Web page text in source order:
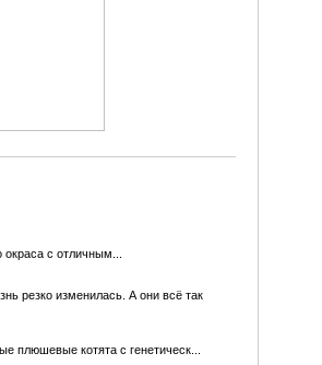
с отличным...
резко изменилась. А они всё так
плюшевые котята с генетическ...